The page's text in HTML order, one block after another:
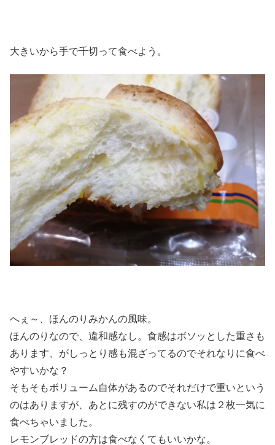
大きいから手で千切って食べよう。
へぇ～、ほんのりみかんの風味。
ほんのりなので、違和感なし。食感はボソッとした重さも
あります、がしっとり感も混ざってるのでそれなりに食べ
やすいかな？
そもそもボリューム自体があるのでそれだけで重いという
のはありますが、あとに残すのができない私は２枚一気に
食べちゃいました。
レモンブレッドの方は食べなくてもいいかな。